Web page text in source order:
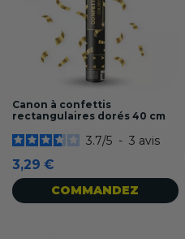
Canon à confettis
rectangulaires dorés 40 cm
3.7/5 - 3 avis
3,29 €
COMMANDEZ